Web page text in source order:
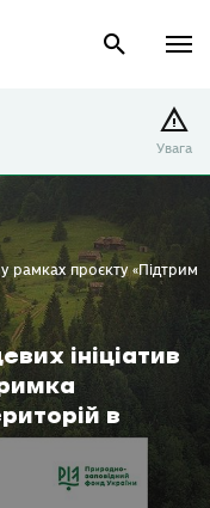
Увага
ініціатив
в
рамках проєкту